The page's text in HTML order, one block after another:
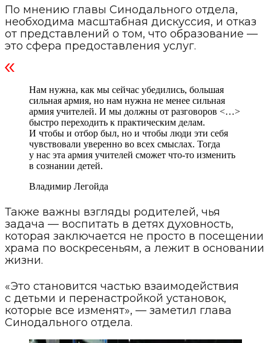
По мнению главы Синодального отдела,
необходима масштабная дискуссия, и отказ
от представлений о том, что образование —
это сфера предоставления услуг.
Нам нужна, как мы сейчас убедились, большая
сильная армия, но нам нужна не менее сильная
армия учителей. И мы должны от разговоров <…>
быстро переходить к практическим делам.
И чтобы и отбор был, но и чтобы люди эти себя
чувствовали уверенно во всех смыслах. Тогда
у нас эта армия учителей сможет что-то изменить
в сознании детей.
Владимир Легойда
Также важны взгляды родителей, чья
задача — воспитать в детях духовность,
которая заключается не просто в посещении
храма по воскресеньям, а лежит в основании
жизни.
«Это становится частью взаимодействия
с детьми и перенастройкой установок,
которые все изменят», — заметил глава
Синодального отдела.